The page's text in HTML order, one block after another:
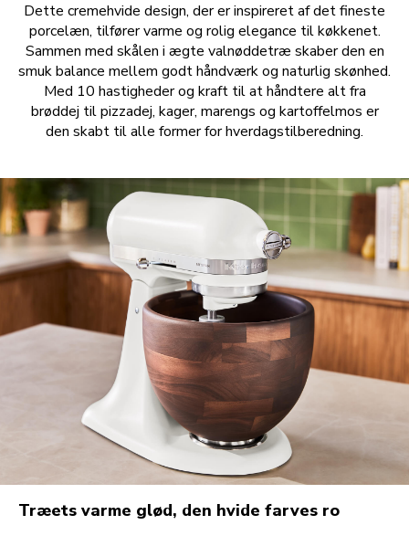
Dette cremehvide design, der er inspireret af det fineste
porcelæn, tilfører varme og rolig elegance til køkkenet.
Sammen med skålen i ægte valnøddetræ skaber den en
smuk balance mellem godt håndværk og naturlig skønhed.
Med 10 hastigheder og kraft til at håndtere alt fra
brøddej til pizzadej, kager, marengs og kartoffelmos er
den skabt til alle former for hverdagstilberedning.
Træets varme glød, den hvide farves ro